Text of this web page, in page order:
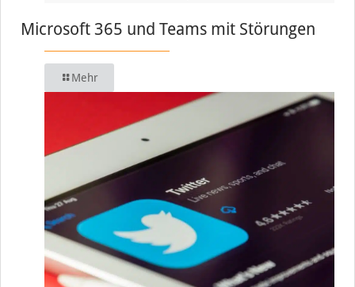
Microsoft 365 und Teams mit Störungen
Mehr